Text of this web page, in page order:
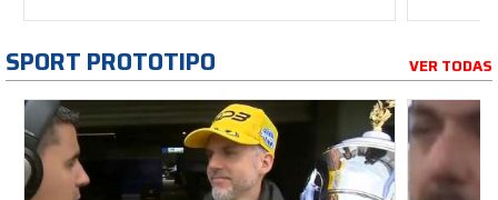
SPORT PROTOTIPO VER TODAS